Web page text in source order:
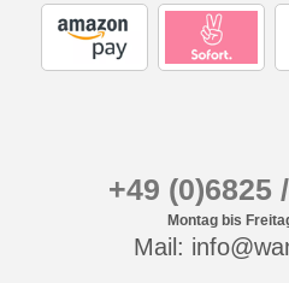
+49 (0)6825
Montag bis
Mail: